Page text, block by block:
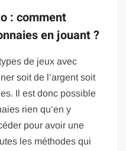
: comment
en jouant ?
de jeux avec
soit de l’argent soit
Il est donc possible
rien qu’en y
pour avoir une
les méthodes qui